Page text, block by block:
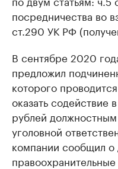
посредничества во
ст.290 УК РФ
В сентябре 2020
предложил
которого
оказать содействие
рублей
уголовной
компании сообщил о
правоохранительные